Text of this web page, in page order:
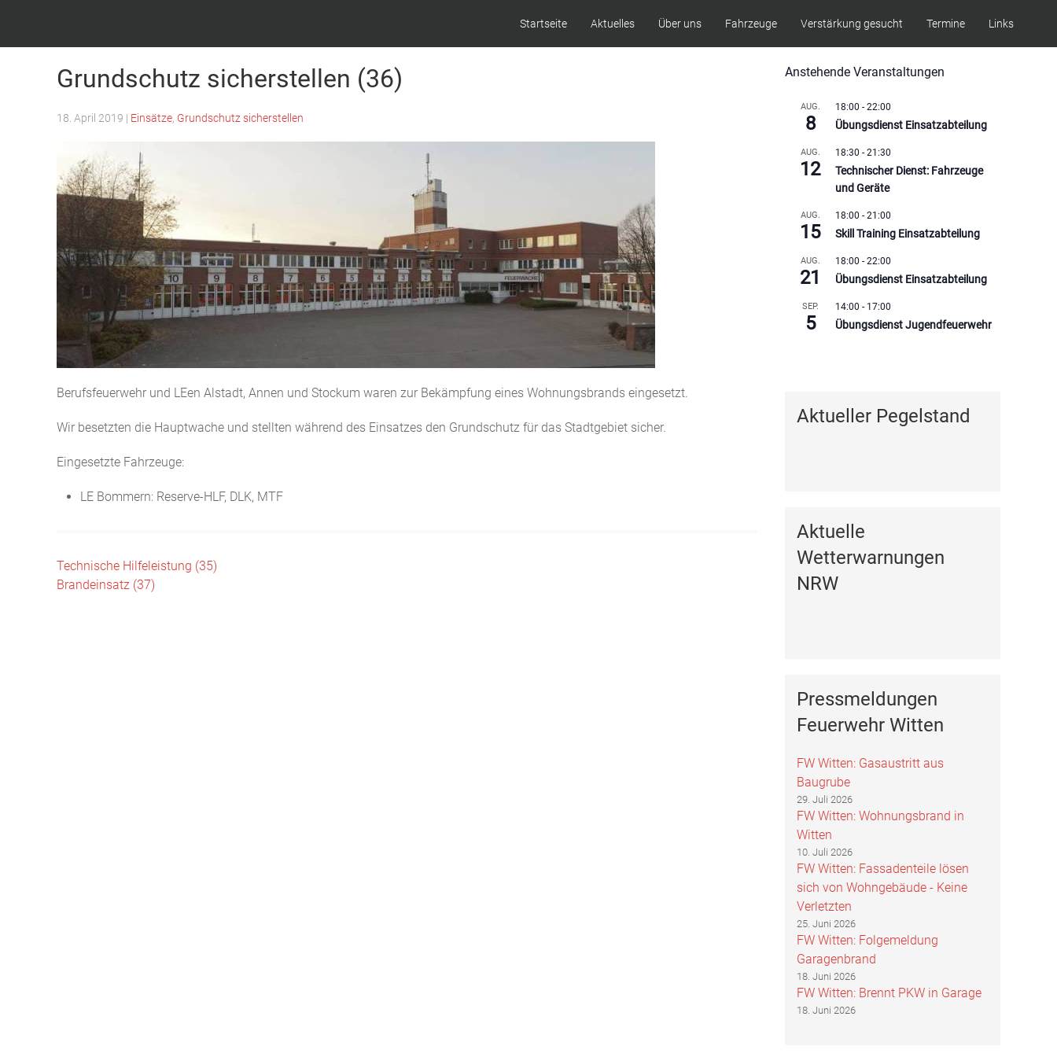
Startseite Aktuelles Über uns Fahrzeuge Verstärkung gesucht Termine Links
Grundschutz sicherstellen (36)
18. April 2019 | Einsätze Grundschutz sicherstellen
Berufsfeuerwehr und LEen Alstadt, Annen und Stockum waren zur Bekämpfung eines Wohnungsbrands eingesetzt.
Wir besetzten die Hauptwache und stellten während des Einsatzes den Grundschutz für das Stadtgebiet sicher.
Eingesetzte Fahrzeuge:
LE Bommern: Reserve-HLF, DLK, MTF
Beitragsnavigation
Technische Hilfeleistung (35)
Brandeinsatz (37)
Anstehende Veranstaltungen
AUG.
8
18:00 -22:00
Übungsdienst Einsatzabteilung
AUG.
12
18:30 -21:30
Technischer Dienst: Fahrzeuge
und Geräte
AUG.
15
18:00 -21:00
Skill Training Einsatzabteilung
AUG.
21
18:00 -22:00
Übungsdienst Einsatzabteilung
SEP.
5
14:00 - 17:00
Übungsdienst Jugendfeuerwehr
Aktueller Pegelstand
Aktuelle
Wetterwarnungen
NRW
Pressmeldungen
Feuerwehr Witten
FW Witten: Gasaustritt aus
Baugrube
29. Juli 2026
FW Witten: Wohnungsbrand in
Witten
10. Juli 2026
FW Witten: Fassadenteile lösen
sich von Wohngebäude - Keine
Verletzten
25. Juni 2026
FW Witten: Folgemeldung
Garagenbrand
18. Juni 2026
FW Witten: Brennt PKW in Garage
18. Juni 2026